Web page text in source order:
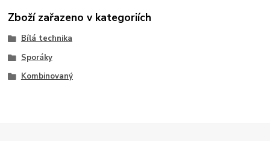
Zboží zařazeno v kategoriích
Bílá technika
Sporáky
Kombinovaný